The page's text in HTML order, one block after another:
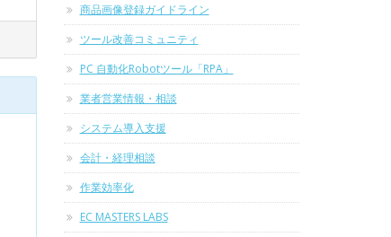
商品画像登録ガイドライン
ツール改善コミュニティ
PC 自動化Robotツール「RPA」
業者営業情報・相談
システム導入支援
会計・経理相談
作業効率化
EC MASTERS LABS